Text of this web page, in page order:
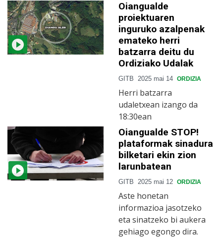
Oiangualde
proiektuaren
inguruko azalpenak
emateko herri
batzarra deitu du
Ordiziako Udalak
GITB 2025 mai 14 ORDIZIA
Herri batzarra
udaletxean izango da
18:30ean
Oiangualde STOP!
plataformak sinadura
bilketari ekin zion
larunbatean
GITB 2025 mai 12 ORDIZIA
Aste honetan
informazioa jasotzeko
eta sinatzeko bi aukera
gehiago egongo dira.